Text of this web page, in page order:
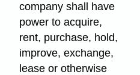
company shall have
power to acquire,
rent, purchase, hold,
improve, exchange,
lease or otherwise